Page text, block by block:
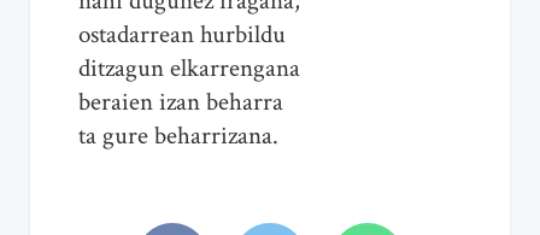
ostadarrean hurbildu
ditzagun elkarrengana
beraien izan beharra
ta gure beharrizana.